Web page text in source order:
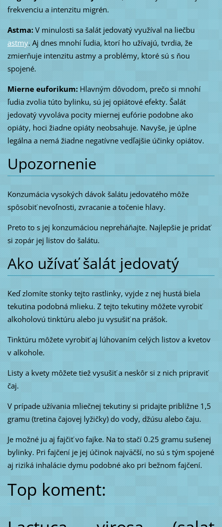
frekvenciu a intenzitu migrén.
Astma:V minulosti sa šalát jedovatý využíval na liečbu
astmy. Aj dnes mnohí ľudia, ktorí ho užívajú, tvrdia, že
zmierňuje intenzitu astmy a problémy, ktoré sú s ňou
spojené.
Mierne euforikum:Hlavným dôvodom, prečo si mnohí
ľudia zvolia túto bylinku, sú jej opiátové efekty. Šalát
jedovatý vyvoláva pocity miernej eufórie podobne ako
opiáty, hoci žiadne opiáty neobsahuje. Navyše, je úplne
legálna a nemá žiadne negatívne vedľajšie účinky opiátov.
Upozornenie
Konzumácia vysokých dávok šalátu jedovatého môže
spôsobiť nevoľnosti, zvracanie a točenie hlavy.
Preto to s jej konzumáciou nepreháňajte. Najlepšie je pridať
si zopár jej listov do šalátu.
Ako užívať šalát jedovatý
Keď zlomíte stonky tejto rastlinky, vyjde z nej hustá biela
tekutina podobná mlieku. Z tejto tekutiny môžete vyrobiť
alkoholovú tinktúru alebo ju vysušiť na prášok.
Tinktúru môžete vyrobiť aj lúhovaním celých listov a kvetov
v alkohole.
Listy a kvety môžete tiež vysušiť a neskôr si z nich pripraviť
čaj.
V prípade užívania mliečnej tekutiny si pridajte približne 1,5
gramu (tretina čajovej lyžičky) do vody, džúsu alebo čaju.
Je možné ju aj fajčiť vo fajke. Na to stačí 0.25 gramu sušenej
bylinky. Pri fajčení je jej účinok najväčší, no sú s tým spojené
aj riziká inhalácie dymu podobné ako pri bežnom fajčení.
Top koment: